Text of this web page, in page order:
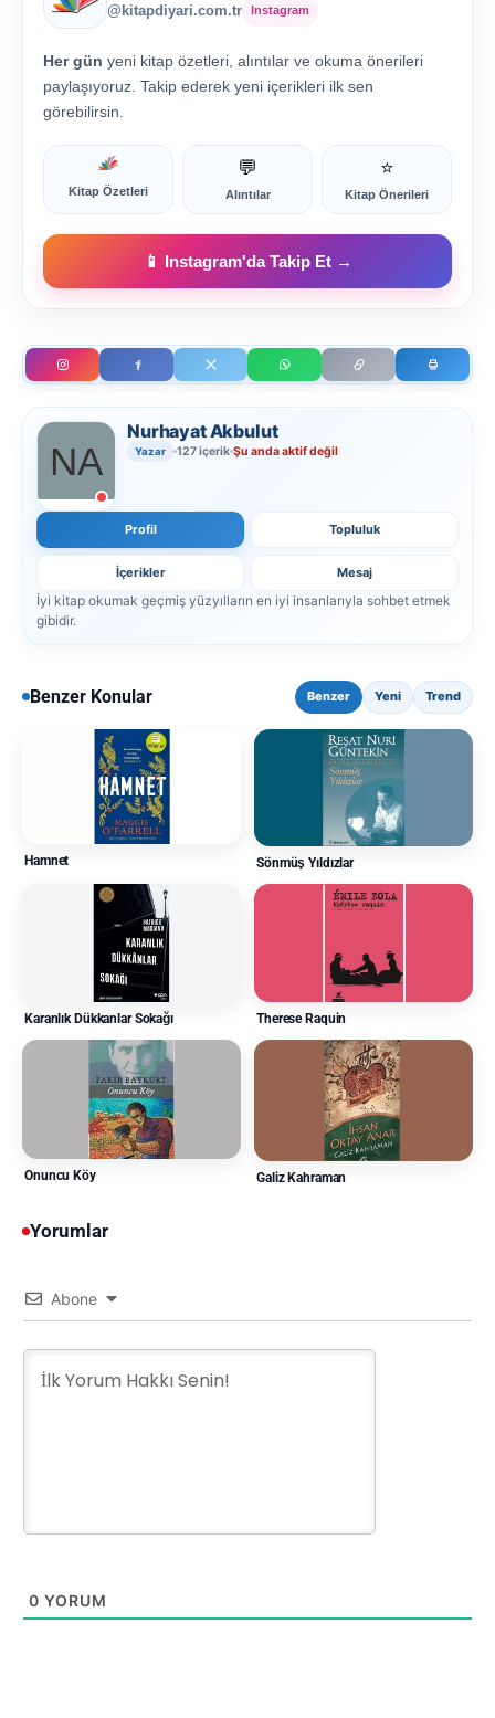
@kitapdiyari.com.tr Instagram
Her gün yeni kitap özetleri, alıntılar ve okuma önerileri
paylaşıyoruz. Takip ederek yeni içerikleri ilk sen
görebilirsin.
Kitap Özetleri
💬
Alıntılar
⭐
Kitap Önerileri
📱 Instagram'da Takip Et →
Nurhayat Akbulut
Yazar 127 içerik Şu anda aktif değil
Profil Topluluk
İçerikler Mesaj
İyi kitap okumak geçmiş yüzyılların en iyi insanlarıyla sohbet etmek
gibidir.
Benzer Konular Benzer Yeni Trend
Hamnet Sönmüş Yıldızlar
Karanlık Dükkanlar Sokağı Therese Raquin
Onuncu Köy Galiz Kahraman
Yorumlar
Abone
0 YORUM